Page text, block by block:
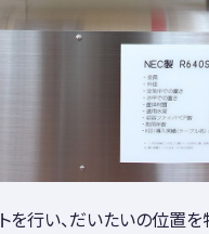
を行い、だいたいの位置を